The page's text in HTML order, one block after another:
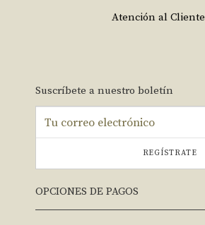
Atención al Cliente
Suscríbete a nuestro boletín
REGÍSTRATE
OPCIONES DE PAGOS